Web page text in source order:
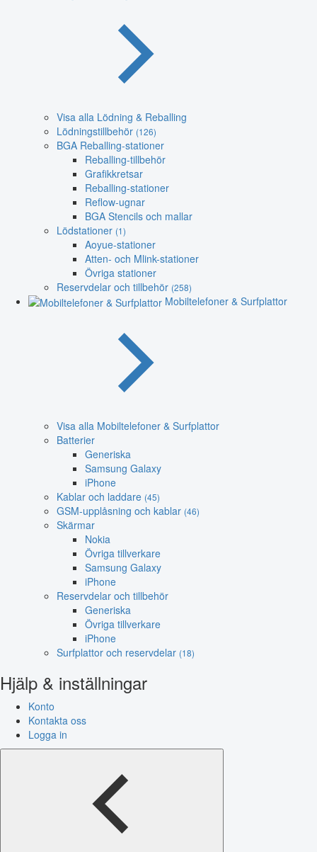
Visa alla Lödning & Reballing
Lödningstillbehör (126)
BGA Reballing-stationer
Reballing-tillbehör
Grafikkretsar
Reballing-stationer
Reflow-ugnar
BGA Stencils och mallar
Lödstationer (1)
Aoyue-stationer
Atten- och Mlink-stationer
Övriga stationer
Reservdelar och tillbehör (258)
Mobiltelefoner & Surfplattor
Visa alla Mobiltelefoner & Surfplattor
Batterier
Generiska
Samsung Galaxy
iPhone
Kablar och laddare (45)
GSM-upplåsning och kablar (46)
Skärmar
Nokia
Övriga tillverkare
Samsung Galaxy
iPhone
Reservdelar och tillbehör
Generiska
Övriga tillverkare
iPhone
Surfplattor och reservdelar (18)
Hjälp & inställningar
Konto
Kontakta oss
Logga in